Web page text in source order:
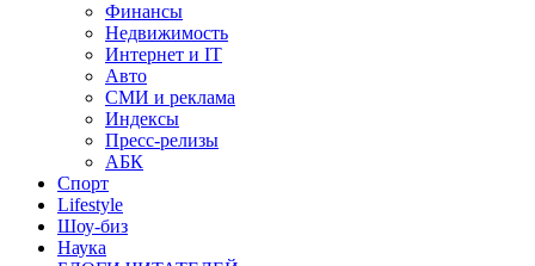
Финансы
Недвижимость
Интернет и IT
Авто
СМИ и реклама
Индексы
Пресс-релизы
АБК
Спорт
Lifestyle
Шоу-биз
Наука